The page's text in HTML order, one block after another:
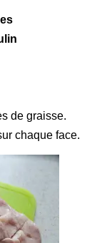
de graisse.
chaque face.